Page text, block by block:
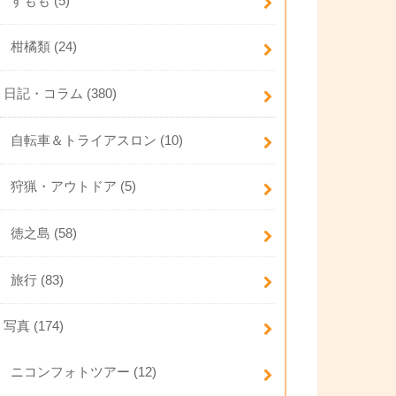
柑橘類 (24)
日記・コラム (380)
自転車＆トライアスロン (10)
狩猟・アウトドア (5)
徳之島 (58)
旅行 (83)
写真 (174)
ニコンフォトツアー (12)